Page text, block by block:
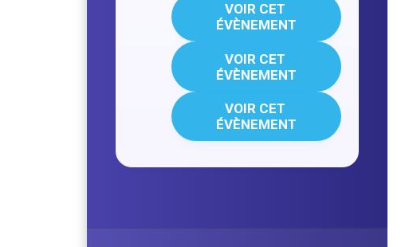
VOIR CET
ÉVÈNEMENT
VOIR CET
ÉVÈNEMENT
VOIR CET
ÉVÈNEMENT